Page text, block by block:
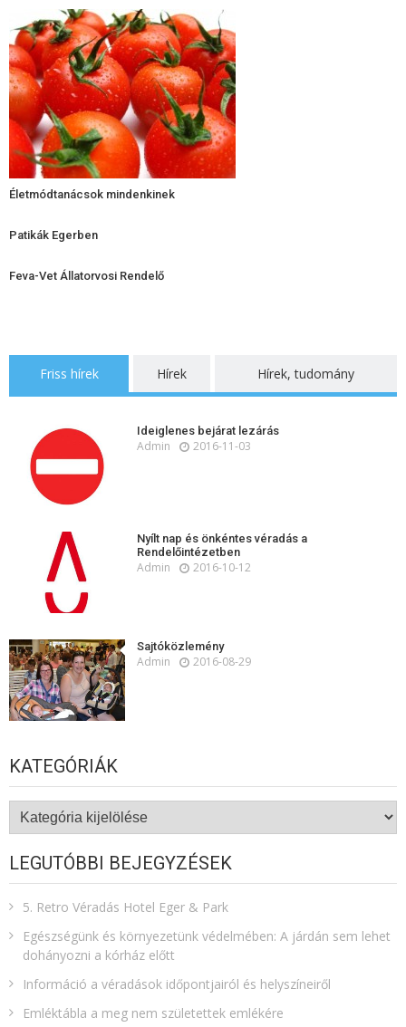
Életmódtanácsok mindenkinek
Patikák Egerben
Feva-Vet Állatorvosi Rendelő
Friss hírek Hírek Hírek, tudomány
Ideiglenes bejárat lezárás
Admin 2016-11-03
Nyílt nap és önkéntes véradás a
Rendelőintézetben
Admin 2016-10-12
Sajtóközlemény
Admin 2016-08-29
KATEGÓRIÁK
Kategóriák
LEGUTÓBBI BEJEGYZÉSEK
5. Retro Véradás Hotel Eger & Park
Egészségünk és környezetünk védelmében: A járdán sem lehet
dohányozni a kórház előtt
Információ a véradások időpontjairól és helyszíneiről
Emléktábla a meg nem születettek emlékére​